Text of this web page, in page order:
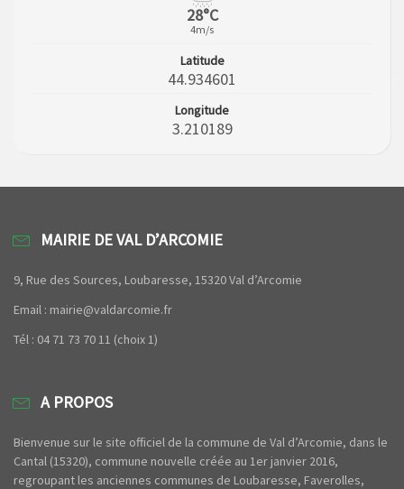
28°C
4m/s
Latitude
44.934601
Longitude
3.210189
MAIRIE DE VAL D’ARCOMIE
9, Rue des Sources, Loubaresse, 15320 Val d’Arcomie
Email : mairie@valdarcomie.fr
Tél : 04 71 73 70 11 (choix 1)
A PROPOS
Bienvenue sur le site officiel de la commune de Val d’Arcomie, dans le
Cantal (15320), commune nouvelle créée au 1er janvier 2016,
regroupant les anciennes communes de Loubaresse, Faverolles,